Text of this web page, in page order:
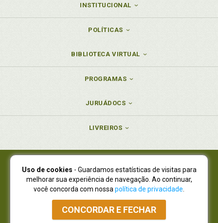
INSTITUCIONAL
POLÍTICAS
BIBLIOTECA VIRTUAL
PROGRAMAS
JURUÁDOCS
LIVREIROS
Juruá Editora Ltda., CNPJ 77.535.508/0001-19
Juruá Informática Ltda., CNPJ 01.701.561/0001-80
NOVO ENDEREÇO:R. Flávio Dallegrave, 7665, São Lourenço |
Curitiba - Paraná - CEP 82210-310
Atendimento: (41) 4009-3900|Vendas Atacado: (41) 4009-3939
Atendimento via Whatsapp
Uso de cookies - Guardamos estatísticas de visitas para
melhorar sua experiência de navegação. Ao continuar,
você concorda com nossa política de privacidade
CONCORDAR E FECHAR